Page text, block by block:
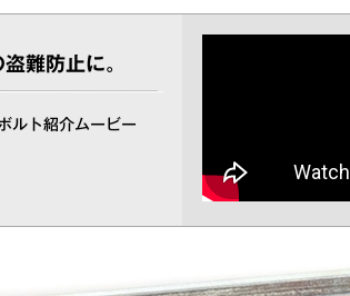
難防止に。
ルト紹介ムービー